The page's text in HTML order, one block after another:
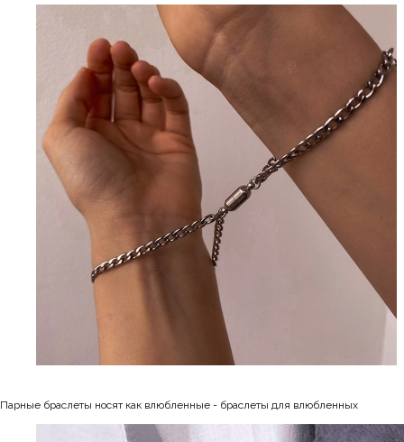
Парные браслеты носят как влюбленные - браслеты для влюбленных